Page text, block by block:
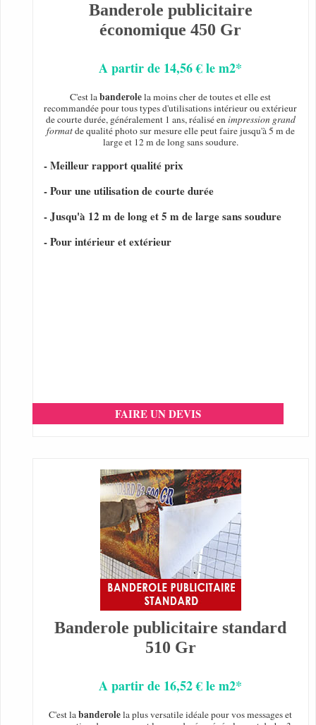
Banderole publicitaire
économique 450 Gr
A partir de 14,56 € le m2*
C'est labanderolela moins cher de toutes et elle est
recommandée pour tous types d'utilisations intérieur ou extérieur
de courte durée, généralement 1 ans, réalisé enimpression grand
formatde qualité photo sur mesure elle peut faire jusqu'à 5 m de
large et 12 m de long sans soudure.
- Meilleur rapport qualité prix
- Pour une utilisation de courte durée
- Jusqu'à 12 m de long et 5 m de large sans soudure
- Pour intérieur et extérieur
FAIRE UN DEVIS
Banderole publicitaire standard
510 Gr
A partir de 16,52 € le m2*
C'est labanderolela plus versatile idéale pour vos messages et